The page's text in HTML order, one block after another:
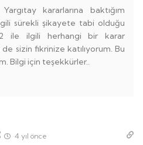
kararlarına baktığım
sürekli şikayete tabi olduğu
ile ilgili herhangi bir karar
sizin fikrinize katılıyorum. Bu
Bilgi için teşekkürler..
4 yıl önce